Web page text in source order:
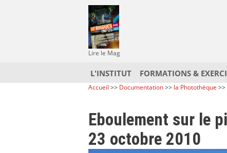
Lire le Mag
L'INSTITUT FORMATIONS &
Accueil >> Documentation>> la Photothèque >>
Eboulement sur le
23 octobre 2010